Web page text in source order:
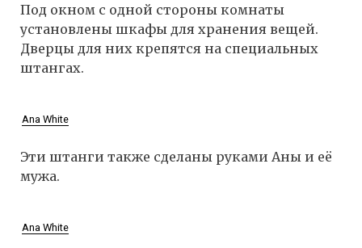
Под окном с одной стороны комнаты
установлены шкафы для хранения вещей.
Дверцы для них крепятся на специальных
штангах.
Ana White
Эти штанги также сделаны руками Аны и её
мужа.
Ana White